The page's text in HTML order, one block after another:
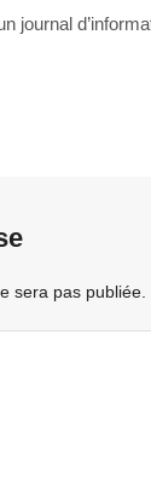
journal
sera pas publiée.